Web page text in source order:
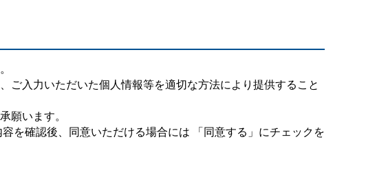
ご入力いただいた個人情報等を適切な方法により提供すること
願います。
を確認後、同意いただける場合には 「同意する」にチェックを